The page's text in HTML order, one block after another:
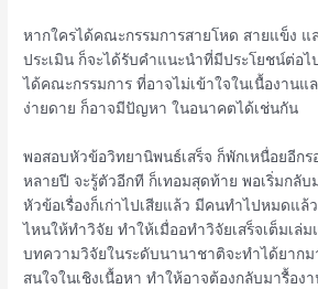
หากใครได้คณะกรรมการสายโหด สายแข็ง แ
ประเมิน ก็จะได้รับคำแนะนำที่มีประโยชน์ต่อ
ได้คณะกรรมการ ที่อาจไม่เข้าใจในเนื้องานแ
ง่ายดาย ก็อาจมีปัญหา ในอนาคตได้เช่นกัน
พอสอบหัวข้อวิทยานิพนธ์เสร็จ ก็พักเหนื่อยอีก
หลายปี จะรู้ตัวอีกที ก็เทอมสุดท้าย พอเริ่มกลั
หัวข้อเรื่องก็เก่าไปเสียแล้ว มีคนทำไปหมดแล้
ไหนให้ทำวิจัย ทำให้เมื่ออทำวิจัยเสร็จเต็มเล่
บทความวิจัยในระดับนานาชาติจะทำได้ยากม
สนใจในเชิงเนื้อหา ทำให้อาจต้องกลับมารื้อง